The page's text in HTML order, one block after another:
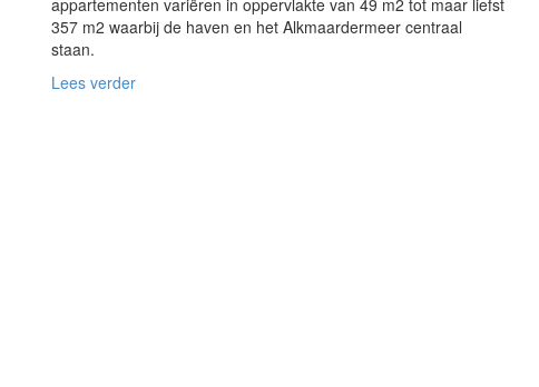
appartementen variëren in oppervlakte van 49 m2 tot maar liefst
357 m2 waarbij de haven en het Alkmaardermeer centraal
staan.
Lees verder